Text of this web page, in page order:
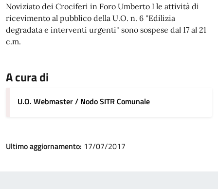
Noviziato dei Crociferi in Foro Umberto I le attività di
ricevimento al pubblico della U.O. n. 6 "Edilizia
degradata e interventi urgenti" sono sospese dal 17 al 21
c.m.
A cura di
U.O. Webmaster / Nodo SITR Comunale
Ultimo aggiornamento: 17/07/2017